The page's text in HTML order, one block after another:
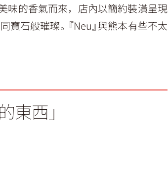
味的香氣而來，店內以簡約裝潢呈現
寶石般璀璨。『Neu』與熊本有些不太
東西」